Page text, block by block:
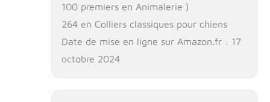
100 premiers en Animalerie )
264 en Colliers classiques pour chiens
Date de mise en ligne sur Amazon.fr : 17
octobre 2024